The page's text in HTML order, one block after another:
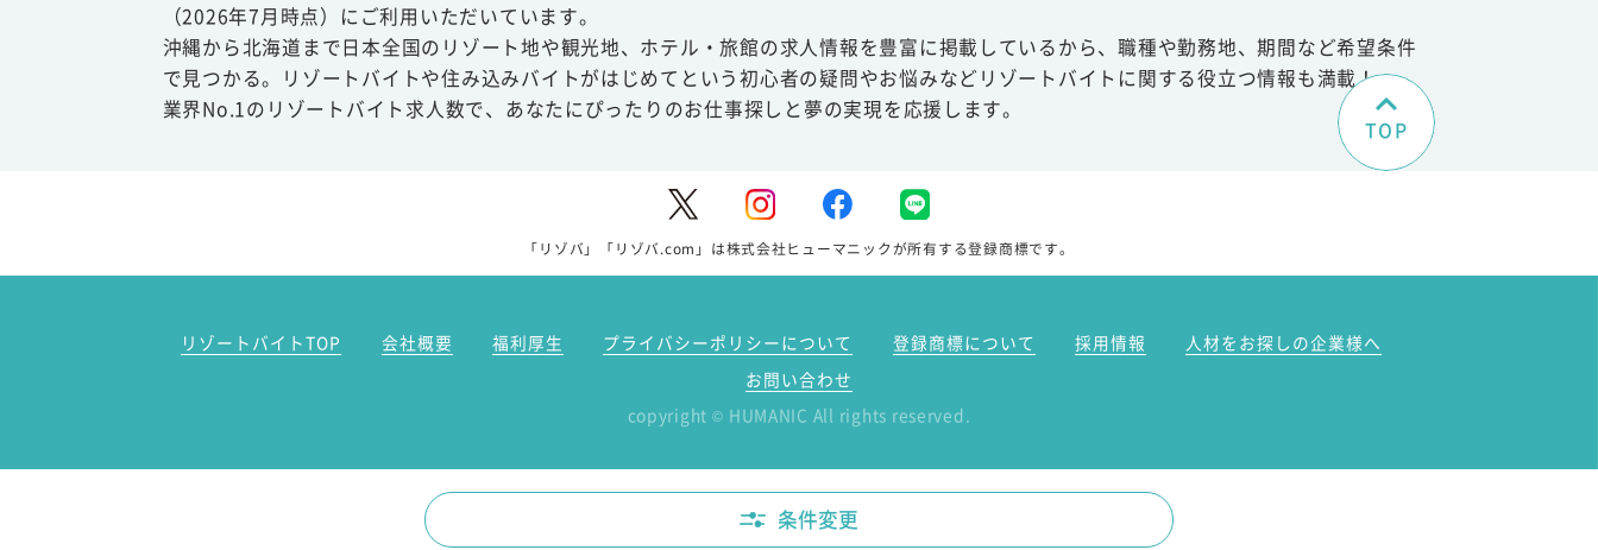
（2026年7月時点）にご利用いただいています。
沖縄から北海道まで日本全国のリゾート地や観光地、ホテル・旅館の求人情報を豊富に掲載しているから、職種や勤務地、期間など希望条件
で見つかる。リゾートバイトや住み込みバイトがはじめてという初心者の疑問やお悩みなどリゾートバイトに関する役立つ情報も満載！
業界No.1のリゾートバイト求人数で、あなたにぴったりのお仕事探しと夢の実現を応援します。
TOP
「リゾバ」「リゾバ.com」は株式会社ヒューマニックが所有する登録商標です。
リゾートバイトTOP 会社概要 福利厚生 プライバシーポリシーについて 登録商標について 採用情報
人材をお探しの企業様へ
お問い合わせ
copyright © HUMANIC All rights reserved.
条件変更